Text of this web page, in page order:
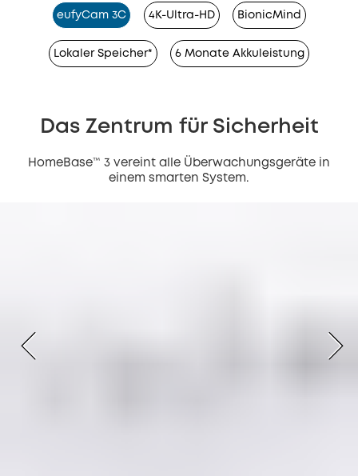
eufyCam 3C 4K-Ultra-HD BionicMind
Lokaler Speicher* 6 Monate Akkuleistung
Das Zentrum für Sicherheit
HomeBase™ 3 vereint alle Überwachungsgeräte in
einem smarten System.